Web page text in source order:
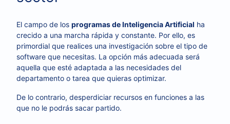
El campo de los programas de Inteligencia Artificial ha
crecido a una marcha rápida y constante. Por ello, es
primordial que realices una investigación sobre el tipo de
software que necesitas. La opción más adecuada será
aquella que esté adaptada a las necesidades del
departamento o tarea que quieras optimizar.
De lo contrario, desperdiciar recursos en funciones a las
que no le podrás sacar partido.